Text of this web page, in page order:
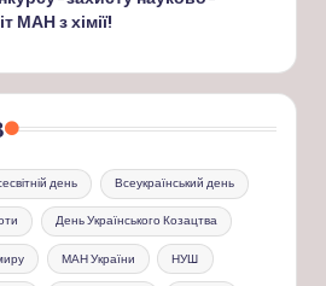
МАН з хімії!
день Всеукраїнський день
День Українського Козацтва
МАН України НУШ